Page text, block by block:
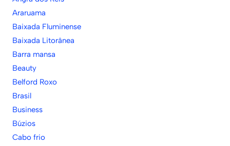
Araruama
Baixada Fluminense
Baixada Litorânea
Barra mansa
Beauty
Belford Roxo
Brasil
Business
Búzios
Cabo frio